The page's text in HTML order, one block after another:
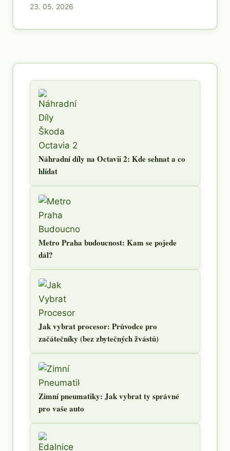
23. 05. 2026
Náhradní díly na Octavii 2: Kde sehnat a co
hlídat
Metro Praha budoucnost: Kam se pojede
dál?
Jak vybrat procesor: Průvodce pro
začátečníky (bez zbytečných žvástů)
Zimní pneumatiky: Jak vybrat ty správné
pro vaše auto